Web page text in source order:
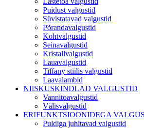
Puidust valgustid
Süvistatavad valgustid
Põrandavalgustid
Kohtvalgustid
Seinavalgustid
Kristallvalgustid
Lauavalgustid
Tiffany stiilis valgustid
Laavalambid
NIISKUSKINDLAD VALGUSTID
Vannitoavalgustid
Välisvalgustid
ERIFUNKTSIOONIDEGA
Puldiga juhitavad valgustid